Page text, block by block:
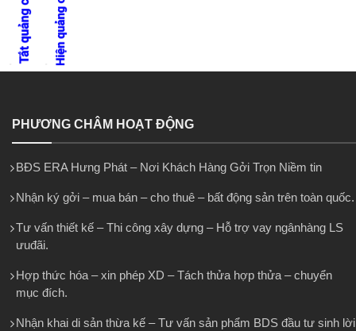
PHƯƠNG CHÂM HOẠT ĐỘNG
BĐS ERA Hưng Phát – Nơi Khách Hàng Gởi Trọn Niềm tin
Nhận ký gởi – mua bán – cho thuê – bất động sản trên toàn quốc.
Tư vấn thiết kế – Thi công xây dựng – Hỗ trợ vay ngânhàng LS
ưuđãi.
Hợp thức hóa – xin phép XD – Tách thửa hợp thửa – chuyển
mục đích.
Nhận khai di sản thừa kế – Tư vấn sản phẩm BDS đầu tư sinh lời